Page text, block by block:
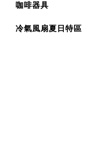
咖啡器具
冷氣風扇夏日特區